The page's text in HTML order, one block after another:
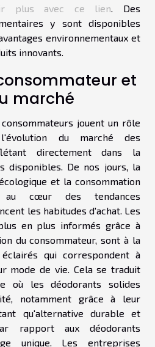
plus avec ce lien . Des
y sont disponibles
environnementaux et
innovants.
et
marché
jouent un rôle
du marché des
directement dans la
disponibles. De nos jours, la
et la consommation
au cœur des tendances
les habitudes d'achat. Les
en plus informés grâce à
du consommateur, sont à la
qui correspondent à
mode de vie. Cela se traduit
où les déodorants solides
notamment grâce à leur
qu'alternative durable et
rapport aux déodorants
unique. Les entreprises